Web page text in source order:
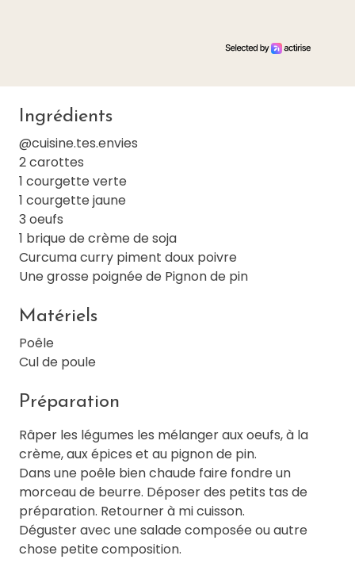
Ingrédients
@cuisine.tes.envies
2 carottes
1 courgette verte
1 courgette jaune
3 oeufs
1 brique de crème de soja
Curcuma curry piment doux poivre
Une grosse poignée de Pignon de pin
Matériels
Poêle
Cul de poule
Préparation
Râper les légumes les mélanger aux oeufs, à la
crème, aux épices et au pignon de pin.
Dans une poêle bien chaude faire fondre un
morceau de beurre. Déposer des petits tas de
préparation. Retourner à mi cuisson.
Déguster avec une salade composée ou autre
chose petite composition.